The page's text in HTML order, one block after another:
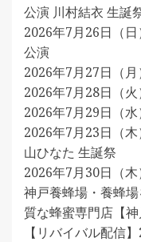
公演 川村結衣 生誕
2026年7月26日（日
公演
2026年7月27日（
2026年7月28日（
2026年7月29日（
2026年7月23日（
山ひなた 生誕祭
2026年7月30日（
神戸養蜂場・養蜂
質な蜂蜜専門店【神
【リバイバル配信